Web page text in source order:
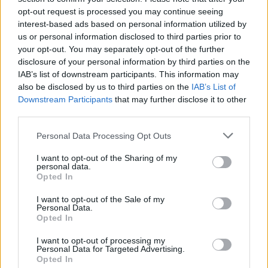
opt-out request is processed you may continue seeing
interest-based ads based on personal information utilized by
us or personal information disclosed to third parties prior to
your opt-out. You may separately opt-out of the further
disclosure of your personal information by third parties on the
IAB’s list of downstream participants. This information may
also be disclosed by us to third parties on the IAB’s List of
Downstream Participants that may further disclose it to other
Personal Data Processing Opt Outs
I want to opt-out of the Sharing of my
personal data.
Opted In
I want to opt-out of the Sale of my
Personal Data.
Opted In
I want to opt-out of processing my
Personal Data for Targeted Advertising.
Opted In
MUSA. L’evento, dedicato allo scambio gratuito tra
persone di oggetti di piccole-medie dimensioni – dai
vestiti agli accessori ai libri – unisce una parte di
formazione dedicata all’educazione finanziaria
all’educazione allasostenibilità. Il tutto unito a una
specifica ricerca, progettato da un team
multidisciplinare di docenti nel frame della finanza
comportamentale.
successivamente allaconferenzapiù ampia
sull’empowerment femminile presso la
dell’Universitàdegli studi di Milano-Bicocca(Centrale
dell’edificio U6-Agora, piano II, Piazza dell’Ateneo Nuovo
coordinatori Emanuela Rinaldi e Veronica Cucchiarini,
Riccardo Viale, Laura Macchi, Burak Havakara, Lucia Dalla
Ma cos’è lo swap party? Unevento in cui le persone si